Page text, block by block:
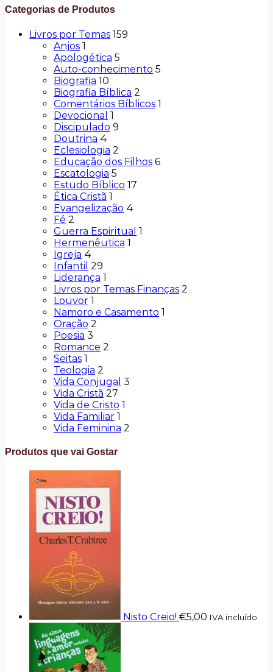
Categorias de Produtos
Livros por Temas 159
Anjos 1
Apologética 5
Auto-conhecimento 5
Biografia 10
Biografia Bíblica 2
Comentários Bíblicos 1
Devocional 1
Discipulado 9
Doutrina 4
Eclesiologia 2
Educação dos Filhos 6
Escatologia 5
Estudo Bíblico 17
Ética Cristã 1
Evangelização 4
Fé 2
Guerra Espiritual 1
Hermenêutica 1
Igreja 4
Infantil 29
Liderança 1
Livros por Temas Finanças 2
Louvor 1
Namoro e Casamento 1
Oração 2
Poesia 3
Romance 2
Seitas 1
Teologia 2
Vida Conjugal 3
Vida Cristã 27
Vida de Cristo 1
Vida Familiar 1
Vida Feminina 2
Produtos que vai Gostar
Nisto Creio! €5,00 IVA incluído